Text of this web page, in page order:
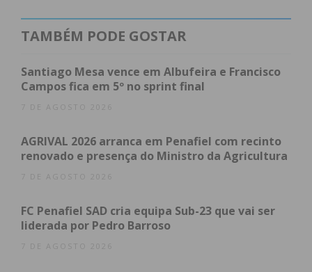
Medidas a partir de 28 de junho
Desporto: Escalões profissionais ou
equiparados
Lojas de Cidadão sem marcação prévia;
Subscreva a newsletter do
Imediato
TAMBÉM PODE GOSTAR
Santiago Mesa vence em Albufeira e Francisco
Campos fica em 5º no sprint final
7 DE AGOSTO 2026
AGRIVAL 2026 arranca em Penafiel com recinto
renovado e presença do Ministro da Agricultura
7 DE AGOSTO 2026
FC Penafiel SAD cria equipa Sub-23 que vai ser
liderada por Pedro Barroso
7 DE AGOSTO 2026